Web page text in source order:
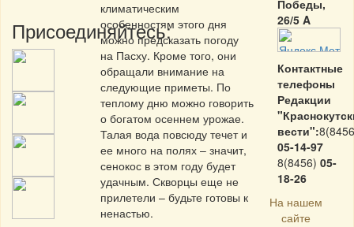
Присоединяйтесь:
климатическим
особенностям этого дня
можно предсказать погоду
на Пасху. Кроме того, они
обращали внимание на
следующие приметы. По
теплому дню можно говорить
о богатом осеннем урожае.
Талая вода повсюду течет и
ее много на полях – значит,
сенокос в этом году будет
удачным. Скворцы еще не
прилетели – будьте готовы к
ненастью.
Победы,
26/5 A
Контактные
телефоны
Редакции
вести":
05-14-97
8(8456) 05-
18-26
На нашем
сайте